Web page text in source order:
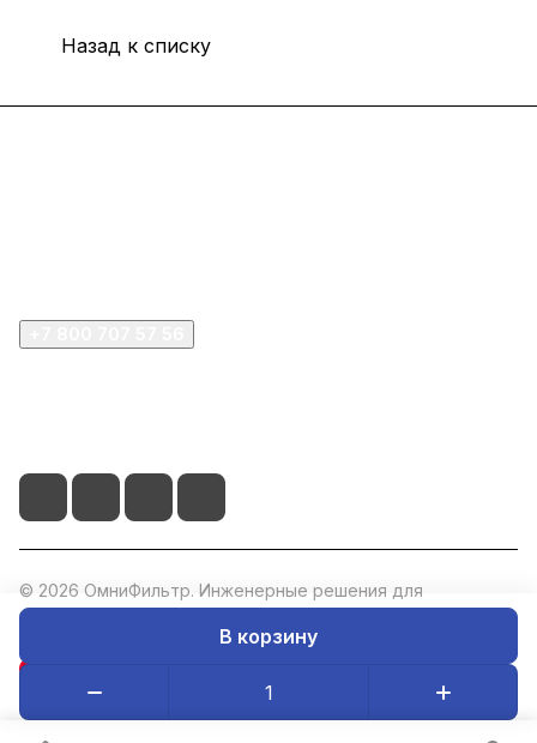
В корзину
Назад к списку
© 2026 ОмниФильтр. Инженерные решения для
водоподготовки. ИНН: 5047273073, ОГРН: 1235000020760.
Оферта